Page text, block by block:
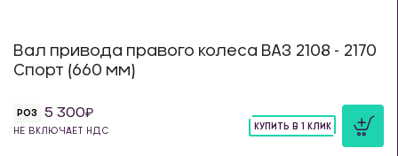
Вал привода правого колеса ВАЗ 2108 - 2170
Спорт (660 мм)
РОЗ 5 300
НЕ ВКЛЮЧАЕТ НДС
КУПИТЬ В 1 КЛИК